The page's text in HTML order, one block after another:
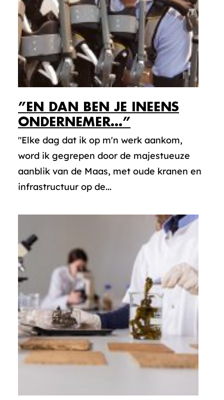
”EN DAN BEN JE INEENS
ONDERNEMER…”
"Elke dag dat ik op m'n werk aankom,
word ik gegrepen door de majestueuze
aanblik van de Maas, met oude kranen en
infrastructuur op de...